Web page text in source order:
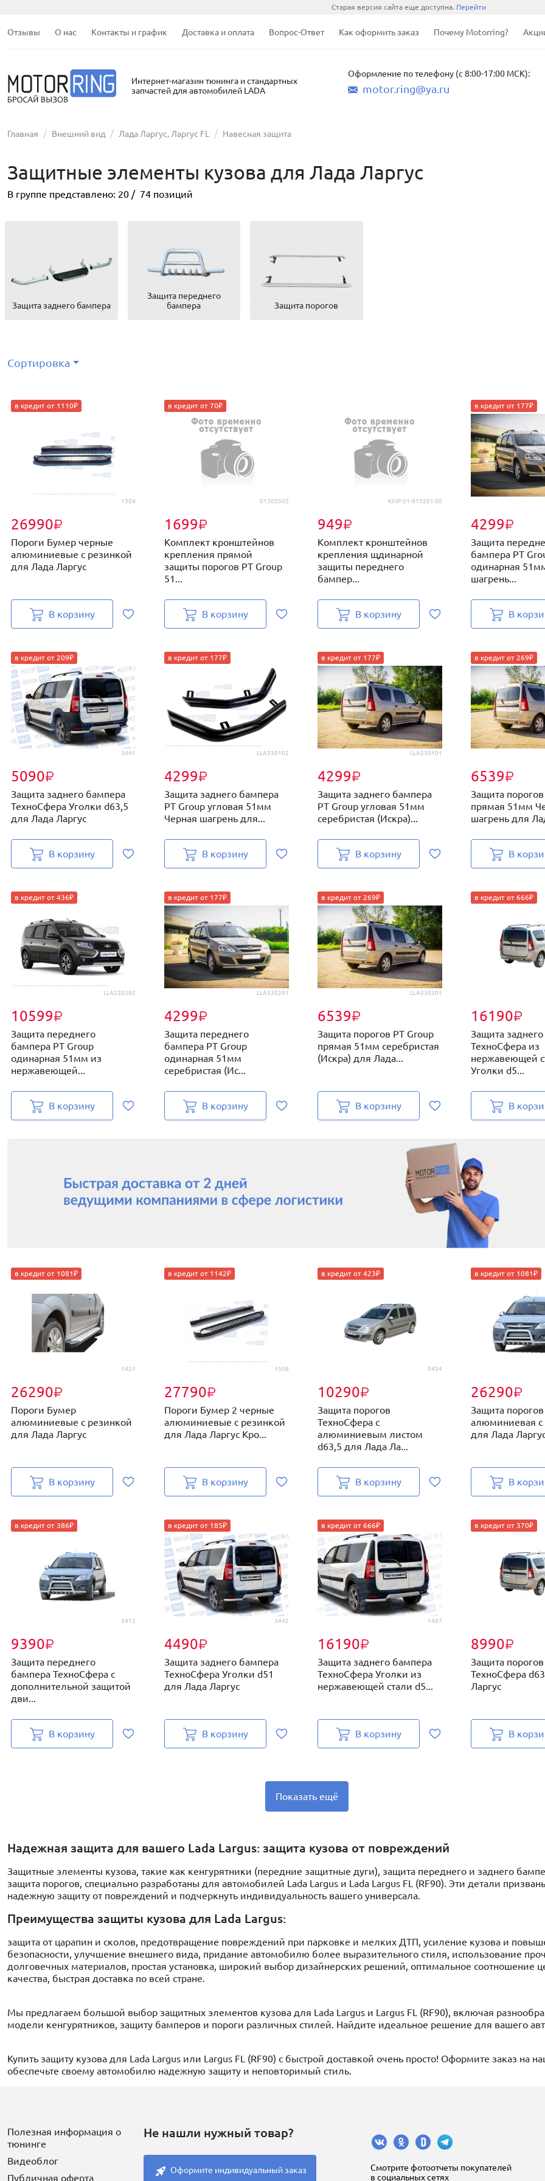
Старая версия сайта еще доступна. Перейти
Отзывы О нас Контакты и график Доставка и оплата Вопрос-Ответ Как оформить заказ Почему Motorring?
Интернет-магазин тюнинга и стандартных
запчастей для автомобилей LADA
Оформление по телефону (с 8:00-17:00 МСК):
motor.ring@ya.ru
Главная Внешний вид Лада Ларгус, Ларгус FL Навесная защита
Защитные элементы кузова для Лада Ларгус
В группе представлено: 20 / 74 позиций
Защита заднего бампера
Защита переднего
бампера
Защита порогов
Сортировка
1504
26990₽
в кредит от 1110₽
Пороги Бумер черные
алюминиевые с резинкой
для Лада Ларгус
В корзину
01305505
1699₽
в кредит от 70₽
Комплект кронштейнов
крепления прямой
защиты порогов PT Group
51...
В корзину
KMP-21-010201.00
949₽
Комплект кронштейнов
крепления щдинарной
защиты переднего
бампер...
В корзину
4299₽
в кредит от 177₽
Защита
бампера PT
одинарная
шагрень...
В
3441
5090₽
в кредит от 209₽
Защита заднего бампера
ТехноСфера Уголки d63,5
для Лада Ларгус
В корзину
LLA330102
4299₽
в кредит от 177₽
Защита заднего бампера
PT Group угловая 51мм
Черная шагрень для...
В корзину
LLA330101
4299₽
в кредит от 177₽
Защита заднего бампера
PT Group угловая 51мм
серебристая (Искра)...
В корзину
6539₽
в кредит от 269₽
Защита
прямая 51мм
шагрень для
В
LLA220202
10599₽
в кредит от 436₽
Защита переднего
бампера PT Group
одинарная 51мм из
нержавеющей...
В корзину
LLA330201
4299₽
в кредит от 177₽
Защита переднего
бампера PT Group
одинарная 51мм
серебристая (Ис...
В корзину
LLA330301
6539₽
в кредит от 269₽
Защита порогов PT Group
прямая 51мм серебристая
(Искра) для Лада...
В корзину
16190₽
в кредит от 666₽
Защита
ТехноСфера из
нержавеющей
Уголки d5...
В
1421
26290₽
в кредит от 1081₽
Пороги Бумер
алюминиевые с резинкой
для Лада Ларгус
В корзину
1509
27790₽
в кредит от 1142₽
Пороги Бумер 2 черные
алюминиевые с резинкой
для Лада Ларгус Кро...
В корзину
0454
10290₽
в кредит от 423₽
Защита порогов
ТехноСфера с
алюминиевым листом
d63,5 для Лада Ла...
В корзину
26290₽
в кредит от 1081₽
Защита
алюминиевая с
для Лада
В
3412
9390₽
в кредит от 386₽
Защита переднего
бампера ТехноСфера с
дополнительной защитой
дви...
В корзину
3442
4490₽
в кредит от 185₽
Защита заднего бампера
ТехноСфера Уголки d51
для Лада Ларгус
В корзину
1467
16190₽
в кредит от 666₽
Защита заднего бампера
ТехноСфера Уголки из
нержавеющей стали d5...
В корзину
8990₽
в кредит от 370₽
Защита
ТехноСфера
Ларгус
В
Показать ещё
Надежная защита для вашего Lada Largus: защита кузова от повреждений
Защитные элементы кузова, такие как кенгурятники (передние защитные дуги), защита переднего и заднего
защита порогов, специально разработаны для автомобилей Lada Largus и Lada Largus FL (RF90). Эти детали
надежную защиту от повреждений и подчеркнуть индивидуальность вашего универсала.
Преимущества защиты кузова для Lada Largus:
защита от царапин и сколов, предотвращение повреждений при парковке и мелких ДТП, усиление кузова и
безопасности, улучшение внешнего вида, придание автомобилю более выразительного стиля, использование
долговечных материалов, простая установка, широкий выбор дизайнерских решений, оптимальное соотношение
качества, быстрая доставка по всей стране.
Мы предлагаем большой выбор защитных элементов кузова для Lada Largus и Largus FL (RF90), включая
модели кенгурятников, защиту бамперов и пороги различных стилей. Найдите идеальное решение для вашего
Купить защиту кузова для Lada Largus или Largus FL (RF90) с быстрой доставкой очень просто! Оформите заказ на
обеспечьте своему автомобилю надежную защиту и неповторимый стиль.
Полезная информация о
тюнинге
Видеоблог
Публичная оферта
Не нашли нужный товар?
Оформите индивидуальный заказ
Cмотрите фотоотчеты покупателей
в социальных сетях